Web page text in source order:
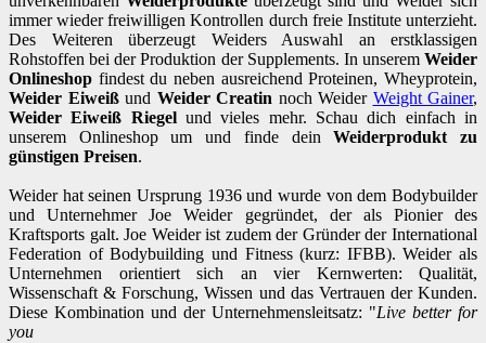
immer wieder freiwilligen Kontrollen durch freie Institute unterzieht.
Des Weiteren überzeugt Weiders Auswahl an erstklassigen
Rohstoffen bei der Produktion der Supplements. In unserem Weider
Onlineshop findest du neben ausreichend Proteinen, Wheyprotein,
Weider Eiweißund Weider Creatin noch Weider Weight Gainer,
Weider Eiweiß Riegelund vieles mehr. Schau dich einfach in
unserem Onlineshop um und finde deinWeiderprodukt zu
günstigen Preisen.
Weider hat seinen Ursprung 1936 und wurde von dem Bodybuilder
und Unternehmer Joe Weider gegründet, der als Pionier des
Kraftsports galt. Joe Weider ist zudem der Gründer der International
Federation of Bodybuilding und Fitness (kurz: IFBB). Weider als
Unternehmen orientiert sich an vier Kernwerten: Qualität,
Wissenschaft & Forschung, Wissen und das Vertrauen der Kunden.
Diese Kombination und der Unternehmensleitsatz: "Live better for
you